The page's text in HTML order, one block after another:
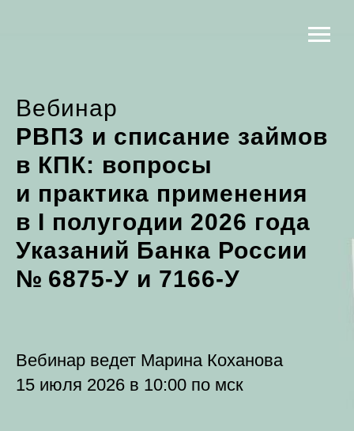
Вебинар
РВПЗ и списание займов
в КПК: вопросы
и практика применения
в I полугодии 2026 года
Указаний Банка России
№ 6875-У и 7166-У
Вебинар ведет Марина Коханова
15 июля 2026 в 10:00 по мск